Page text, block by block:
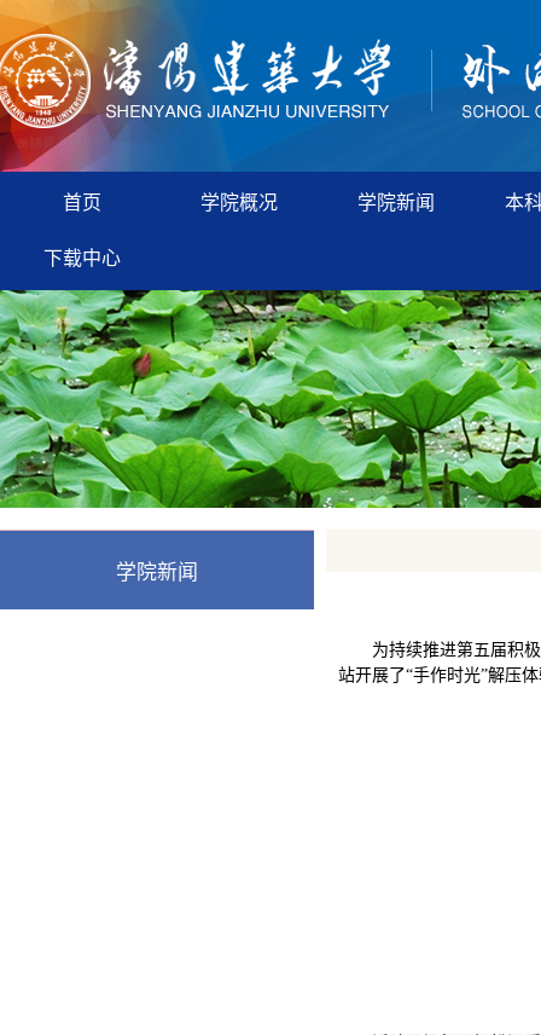
首页 学院概况 学院新闻 本
下载中心
学院新闻
为持续推进第五届积
站开展了“手作时光”解压